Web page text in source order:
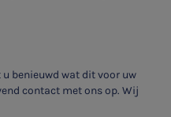
u benieuwd wat dit voor uw
contact met ons op. Wij